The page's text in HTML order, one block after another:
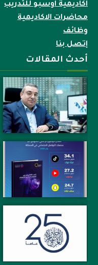
اكاديمية اوسبو للتدريب
محاضرات الاكاديمية
وظائف
إتصل بنا
أحدث المقالات